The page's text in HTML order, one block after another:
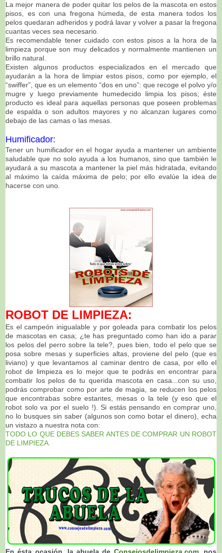
La mejor manera de poder quitar los pelos de la mascota en estos
pisos, es con una fregona húmeda, de esta manera todos los
pelos quedaran adheridos y podrá lavar y volver a pasar la fregona
cuantas veces sea necesario.
Es recomendable tener cuidado con estos pisos a la hora de la
limpieza porque son muy delicados y normalmente mantienen un
brillo natural.
Existen algunos productos especializados en el mercado que
ayudarán a la hora de limpiar estos pisos, como por ejemplo, el
“swiffer”, que es un elemento “dos en uno”: que recoge el polvo y/o
mugre y luego previamente humedecido limpia los pisos; éste
producto es ideal para aquellas personas que poseen problemas
de espalda o son adultos mayores y no alcanzan lugares como
debajo de las camas o las mesas.
Humificador:
Tener un humificador en el hogar ayuda a mantener un ambiente
saludable que no solo ayuda a los humanos, sino que también le
ayudará a su mascota a mantener la piel más hidratada, evitando
al máximo la caída máxima de pelo; por ello evalúe la idea de
hacerse con uno.
ROBOT DE LIMPIEZA:
Es el campeón inigualable y por goleada para combatir los pelos
de mascotas en casa; ¿te has preguntado como han ido a parar
los pelos del perro sobre la tele?, pues bien, todo el pelo que se
posa sobre mesas y superficies altas, proviene del pelo (que es
liviano) y que levantamos al caminar dentro de casa, por ello el
robot de limpieza es lo mejor que te podrás en encontrar para
combatir los pelos de tu querida mascota en casa...con su uso,
podrás comprobar como por arte de magia, se reducen los pelos
que encontrabas sobre estantes, mesas o la tele (y eso que el
robot solo va por el suelo !). Si estás pensando en comprar uno,
no lo busques sin saber (algunos son como botar el dinero), echa
un vistazo a nuestra nota con:
TODO LO QUE DEBES SABER ANTES DE COMPRAR UN ROBOT
DE LIMPIEZA.
En ésta ocasión, la abuela de Consejosdelimpieza.com, nos